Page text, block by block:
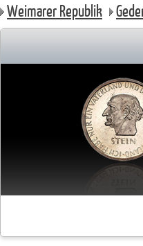
Weimarer Republik